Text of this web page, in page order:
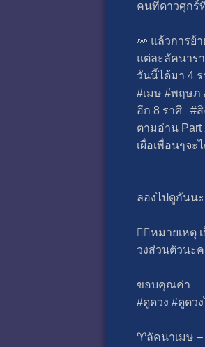
คนที่ดาวศุกร์
👀 แล้วการย้
แต่ละลัคนาร
วันนี้ได้มา 4
#เมษ #พฤษภ
อีก 8 ราศี #สิ
ตามอ่าน
เผื่อเพื่อนๆจะ
ลองไปดูกันน
💁‍♀️หมายเห
วงส่วนตัวนะค
ขอบคุณค่า
#ดูดวง #ดูดว
♈️ลัคนาเมษ